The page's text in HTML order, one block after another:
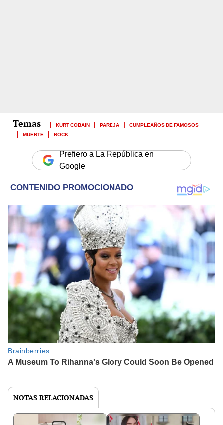
KURT COBAIN PAREJA
CUMPLEAÑOS DE FAMOSOS
MUERTE
ROCK
Prefiero a La República en
Google
NOTAS RELACIONADAS